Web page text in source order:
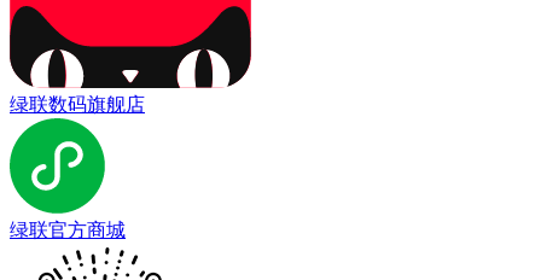
绿联数码旗舰店
绿联官方商城